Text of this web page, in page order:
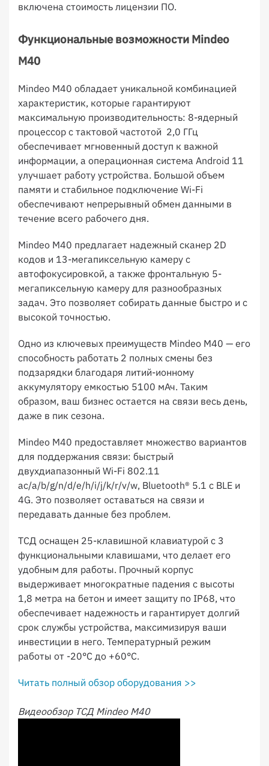
включена стоимость лицензии ПО.
Функциональные возможности Mindeo
M40
Mindeo M40 обладает уникальной комбинацией
характеристик, которые гарантируют
максимальную производительность: 8-ядерный
процессор с тактовой частотой 2,0 ГГц
обеспечивает мгновенный доступ к важной
информации, а операционная система Android 11
улучшает работу устройства. Большой объем
памяти и стабильное подключение Wi-Fi
обеспечивают непрерывный обмен данными в
течение всего рабочего дня.
Mindeo M40 предлагает надежный сканер 2D
кодов и 13-мегапиксельную камеру с
автофокусировкой, а также фронтальную 5-
мегапиксельную камеру для разнообразных
задач. Это позволяет собирать данные быстро и с
высокой точностью.
Одно из ключевых преимуществ Mindeo M40 — его
способность работать 2 полных смены без
подзарядки благодаря литий-ионному
аккумулятору емкостью 5100 мАч. Таким
образом, ваш бизнес остается на связи весь день,
даже в пик сезона.
Mindeo M40 предоставляет множество вариантов
для поддержания связи: быстрый
двухдиапазонный Wi-Fi 802.11
ac/a/b/g/n/d/e/h/i/j/k/r/v/w, Bluetooth® 5.1 с BLE и
4G. Это позволяет оставаться на связи и
передавать данные без проблем.
ТСД оснащен 25-клавишной клавиатурой с 3
функциональными клавишами, что делает его
удобным для работы. Прочный корпус
выдерживает многократные падения с высоты
1,8 метра на бетон и имеет защиту по IP68, что
обеспечивает надежность и гарантирует долгий
срок службы устройства, максимизируя ваши
инвестиции в него. Температурный режим
работы от -20°C до +60°C.
Читать полный обзор оборудования >>
Видеообзор ТСД Mindeo M40